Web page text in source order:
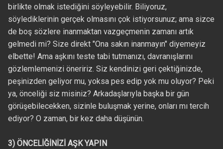
birlikte olmak istediğini söyleyebilir. Biliyoruz,
söylediklerinin gerçek olmasını çok istiyorsunuz; ama sizce
de boş sözlere inanmaktan vazgeçmenin zamanı artık
gelmedi mi? Size direkt "Ona sakın inanmayın" diyemeyiz
elbette! Ama aşkını teste tabi tutmanızı, davranışlarını
gözlemlemenizi öneririz. Siz kendinizi geri çektiğinizde,
peşinizden geliyor mu, yoksa pes edip yok mu oluyor? Peki
ya, önceliği siz misiniz? Arkadaşlarıyla başka bir gün
görüşebilecekken, sizinle buluşmak yerine, onları mı tercih
ediyor? O zaman, bir kez daha düşünün.
3) ÖNCELİĞİNİZİ AŞK YAPIN